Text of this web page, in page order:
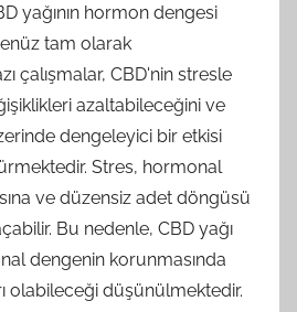
yağının hormon dengesi
tam olarak
çalışmalar, CBD'nin stresle
azaltabileceğini ve
dengeleyici bir etkisi
Stres, hormonal
ve düzensiz adet döngüsü
Bu nedenle, CBD yağı
dengenin korunmasında
olabileceği düşünülmektedir.